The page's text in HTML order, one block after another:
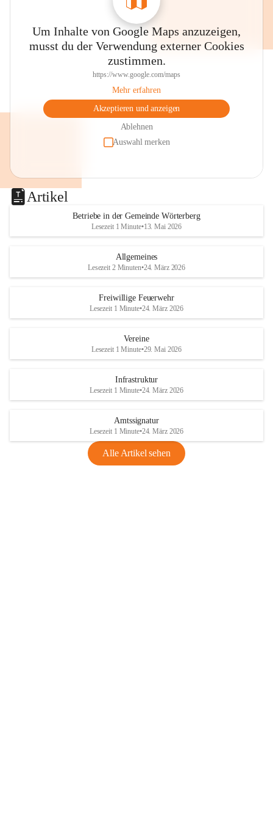
Um Inhalte von Google Maps anzuzeigen,
musst du der Verwendung externer Cookies
zustimmen.
https://www.google.com/maps
Mehr erfahren
Akzeptieren und anzeigen
Ablehnen
Auswahl merken
Artikel
Betriebe in der Gemeinde Wörterberg
Lesezeit 1 Minute•13. Mai 2026
Allgemeines
Lesezeit 2 Minuten•24. März 2026
Freiwillige Feuerwehr
Lesezeit 1 Minute•24. März 2026
Vereine
Lesezeit 1 Minute•29. Mai 2026
Infrastruktur
Lesezeit 1 Minute•24. März 2026
Amtssignatur
Lesezeit 1 Minute•24. März 2026
Alle Artikel sehen